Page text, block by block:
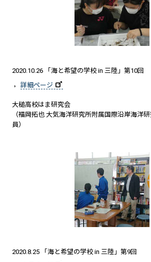
2020.10.26 「海と希望の学校 in 三陸」第10回
詳細ページ
大槌高校はま研究会
（福岡拓也 大気海洋研究所附属国際沿岸海洋
員）
2020.8.25 「海と希望の学校 in 三陸」第9回